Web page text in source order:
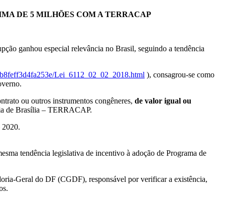
DE 5 MILHÕES COM A TERRACAP
ganhou especial relevância no Brasil, seguindo a tendência
Lei_6112_02_02_2018.html ), consagrou-se como
ou outros instrumentos congêneres, de valor igual ou
de Brasília – TERRACAP.
2020.
tendência legislativa de incentivo à adoção de Programa de
Geral do DF (CGDF), responsável por verificar a existência,